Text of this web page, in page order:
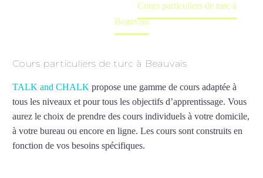
Cours particuliers de turc à
Beauvais
Cours particuliers de turc à Beauvais
TALK and CHALK propose une gamme de cours adaptée à
tous les niveaux et pour tous les objectifs d’apprentissage. Vous
aurez le choix de prendre des cours individuels à votre domicile,
à votre bureau ou encore en ligne. Les cours sont construits en
fonction de vos besoins spécifiques.